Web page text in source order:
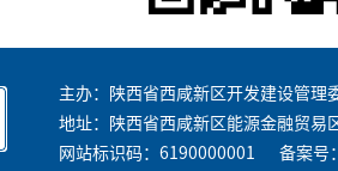
主办：陕西省西咸新区开发建设管理
地址：陕西省西咸新区能源金融贸易
网站标识码：6190000001
备案号：